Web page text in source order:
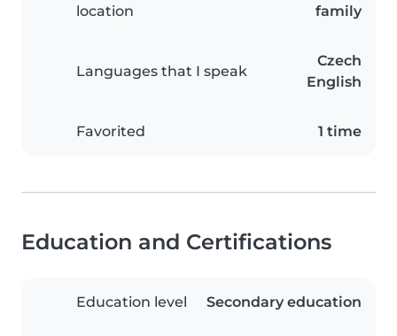
location
family
Languages that I speak
Czech
English
Favorited 1 time
Education and Certifications
Education level Secondary education